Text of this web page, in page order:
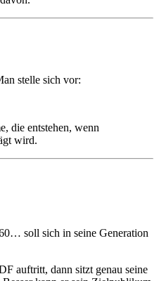
stelle sich vor:
die entstehen, wenn
wird.
soll sich in seine Generation
auftritt, dann sitzt genau seine